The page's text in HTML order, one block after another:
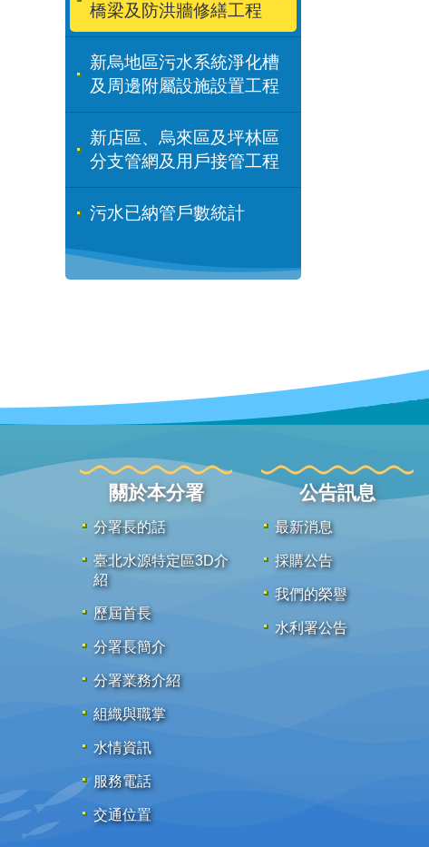
橋梁及防洪牆修繕工程
新烏地區污水系統淨化槽
及周邊附屬設施設置工程
新店區、烏來區及坪林區
分支管網及用戶接管工程
污水已納管戶數統計
關於本分署
分署長的話
臺北水源特定區3D介
紹
歷屆首長
分署長簡介
分署業務介紹
組織與職掌
水情資訊
服務電話
交通位置
公告訊息
最新消息
採購公告
我們的榮譽
水利署公告